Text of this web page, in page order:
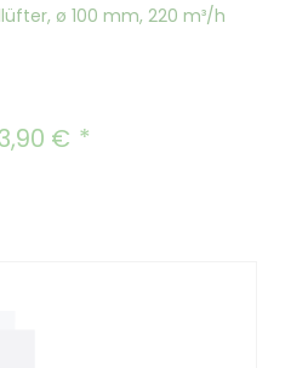
ø 100 mm, 220 m³/h
Preis:
€